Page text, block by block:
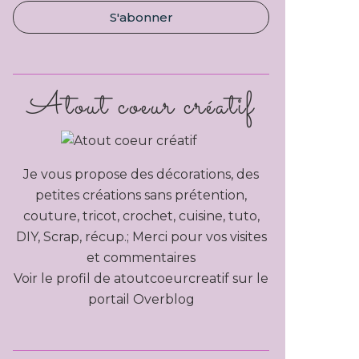
Atout coeur créatif
Je vous propose des décorations, des
petites créations sans prétention,
couture, tricot, crochet, cuisine, tuto,
DIY, Scrap, récup.; Merci pour vos visites
et commentaires
Voir le profil de atoutcoeurcreatif sur le
portail Overblog